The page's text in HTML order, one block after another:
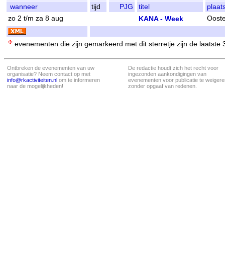
wanneer tijd PJG titel
zo 2 t/m za 8 aug
KANA - Week
evenementen die zijn gemarkeerd met dit sterretje zijn de laatste
Ontbreken de evenementen van uw
organisatie? Neem contact op met
info@rkactiviteiten.nl om te informeren
naar de mogelijkheden!
De redactie houdt zich het recht voor
ingezonden aankondigingen van
evenementen voor publicatie te
zonder opgaaf van redenen.